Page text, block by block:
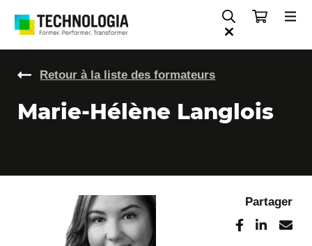
Retour à la liste des formateurs
Marie-Hélène Langlois
Partager